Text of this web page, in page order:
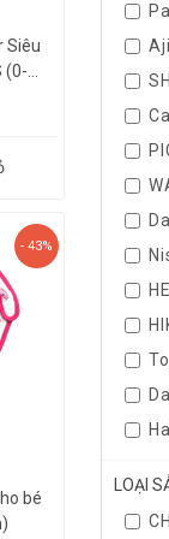
LOẠI
Siêu
...
- 43%
bé